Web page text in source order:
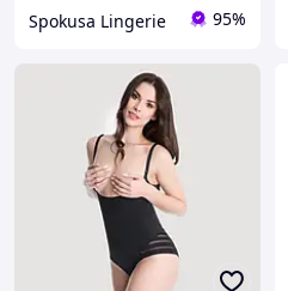
Spokusa Lingerie 95%